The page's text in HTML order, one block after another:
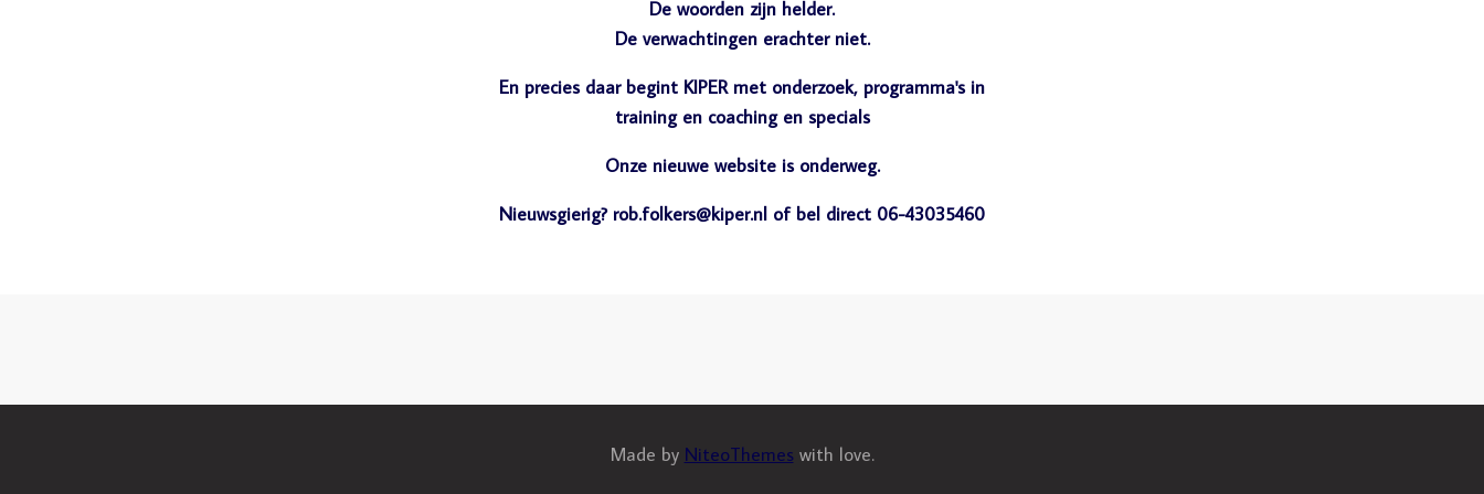
De woorden zijn helder.
De verwachtingen erachter niet.
En precies daar begint KIPER met onderzoek, programma's in
training en coaching en specials
Onze nieuwe website is onderweg.
Nieuwsgierig? rob.folkers@kiper.nl of bel direct 06-43035460
Made by NiteoThemes with love.